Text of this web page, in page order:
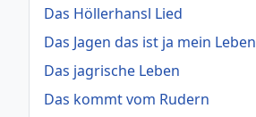
Das Höllerhansl Lied
Das Jagen das ist ja mein Leben
Das jagrische Leben
Das kommt vom Rudern